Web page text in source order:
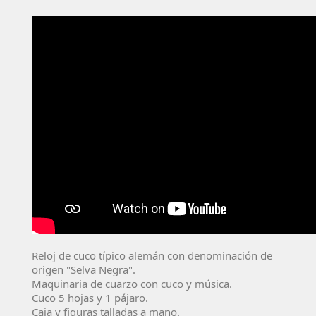
Reloj de cuco típico alemán con denominación de
origen "Selva Negra".
Maquinaria de cuarzo con cuco y música.
Cuco 5 hojas y 1 pájaro.
Caja y figuras talladas a mano.